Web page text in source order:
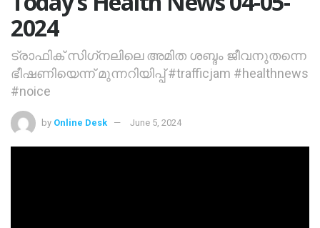
2024
ട്രാഫിക് സിഗ്‌നലിലെ അമിത ശബ്ദം ജീവനുതന്നെ
ഭീഷണിയെന്ന് മുന്നറിയിപ്പ്‌ #trafficjam #healthnews
#noice
by Online Desk June 5, 2024